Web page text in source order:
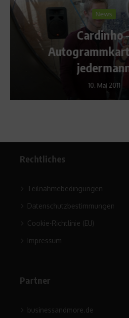
Jetzt
Rechtliches
Teilnahmebedingungen
Datenschutzbestimmungen
Cookie-Richtlinie (EU)
Impressum
Partner
businessandmore.de